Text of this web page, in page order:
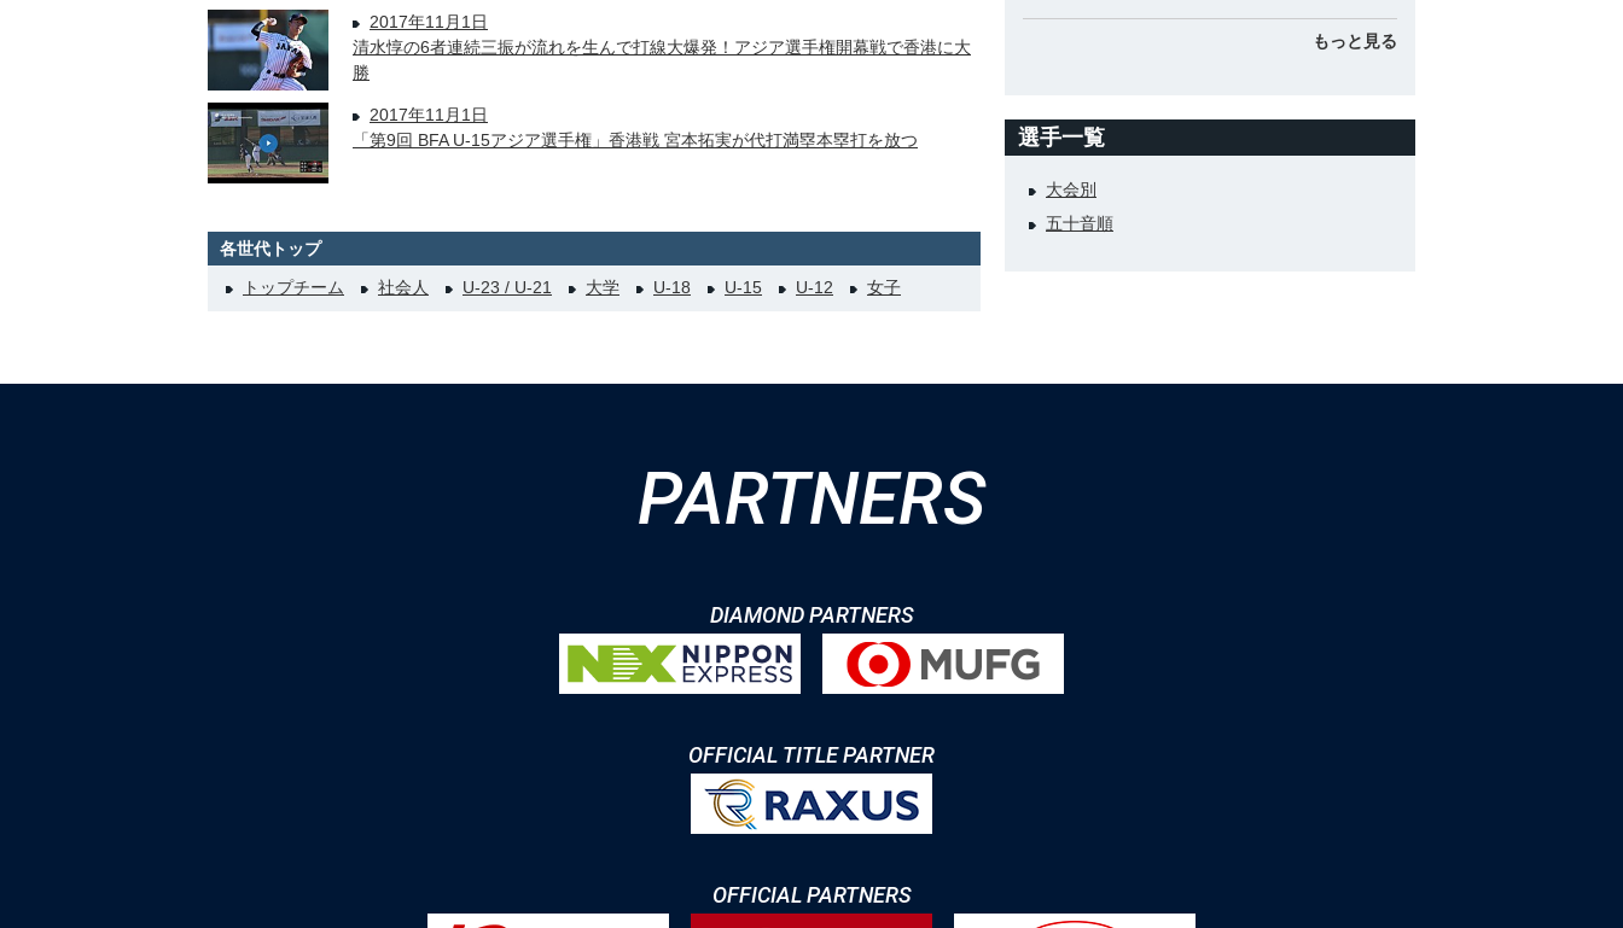
2017年11月1日
清水惇の6者連続三振が流れを生んで打線大爆発！アジア選手権開幕戦で香港に大
勝
2017年11月1日
「第9回 BFA U-15アジア選手権」香港戦 宮本拓実が代打満塁本塁打を放つ
各世代トップ
トップチーム
社会人 U-23 / U-21 大学 U-18 U-15 U-12 女子
もっと見る
選手一覧
大会別
五十音順
PARTNERS
DIAMOND PARTNERS
OFFICIAL TITLE PARTNER
OFFICIAL PARTNERS